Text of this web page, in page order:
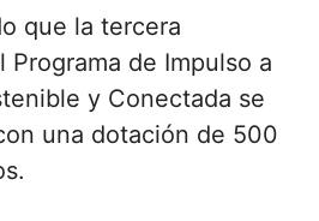
que la tercera
de Impulso a
y Conectada se
una dotación de 500